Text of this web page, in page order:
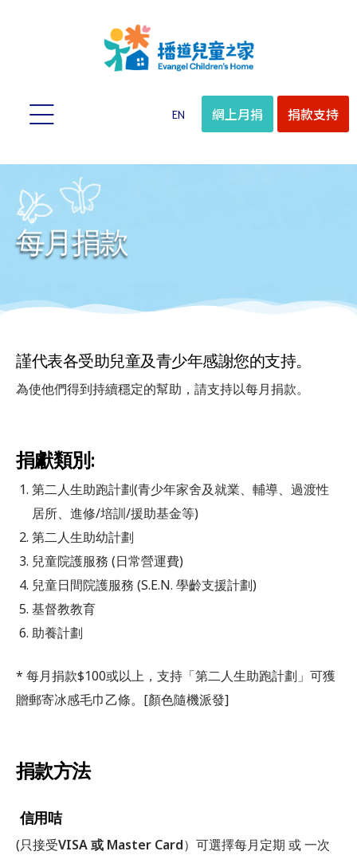
EN 網上月捐 捐款支持
每月捐款
謹代表各受助兒童及青少年感謝您的支持。
為使他們得到持續穩定的幫助，請支持以每月捐款。
捐獻類別:
第二人生助跑計劃(青少年家舍及就業、輔導、過渡性
居所、進修/培訓/援助基金等)
第二人生助幼計劃
兒童院護服務 (日常營運費)
兒童日間院護服務 (S.E.N. 學齡支援計劃)
基督教教育
助養計劃
* 每月捐款$100或以上，支持「第二人生助跑計劃」可獲
贈郵寄冰感毛巾乙條。[顏色隨機派發]
捐款方法
信用咭
(只接受VISA 或 Master Card）可選擇每月定期 或 一次
服務